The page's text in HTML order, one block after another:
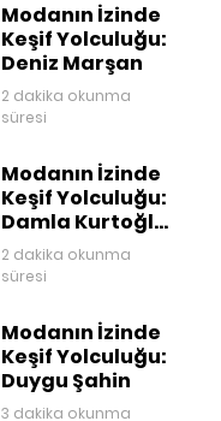
Modanın İzinde
Keşif Yolculuğu:
Deniz Marşan
2 dakika okunma
süresi
Modanın İzinde
Keşif Yolculuğu:
Damla Kurtoğlu
Akgönenç
2 dakika okunma
süresi
Modanın İzinde
Keşif Yolculuğu:
Duygu Şahin
3 dakika okunma